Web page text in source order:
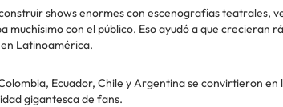
shows enormes con escenografías teatrales,
muchísimo con el público. Eso ayudó a que crecieran
Latinoamérica.
Ecuador, Chile y Argentina se convirtieron
gigantesca de fans.